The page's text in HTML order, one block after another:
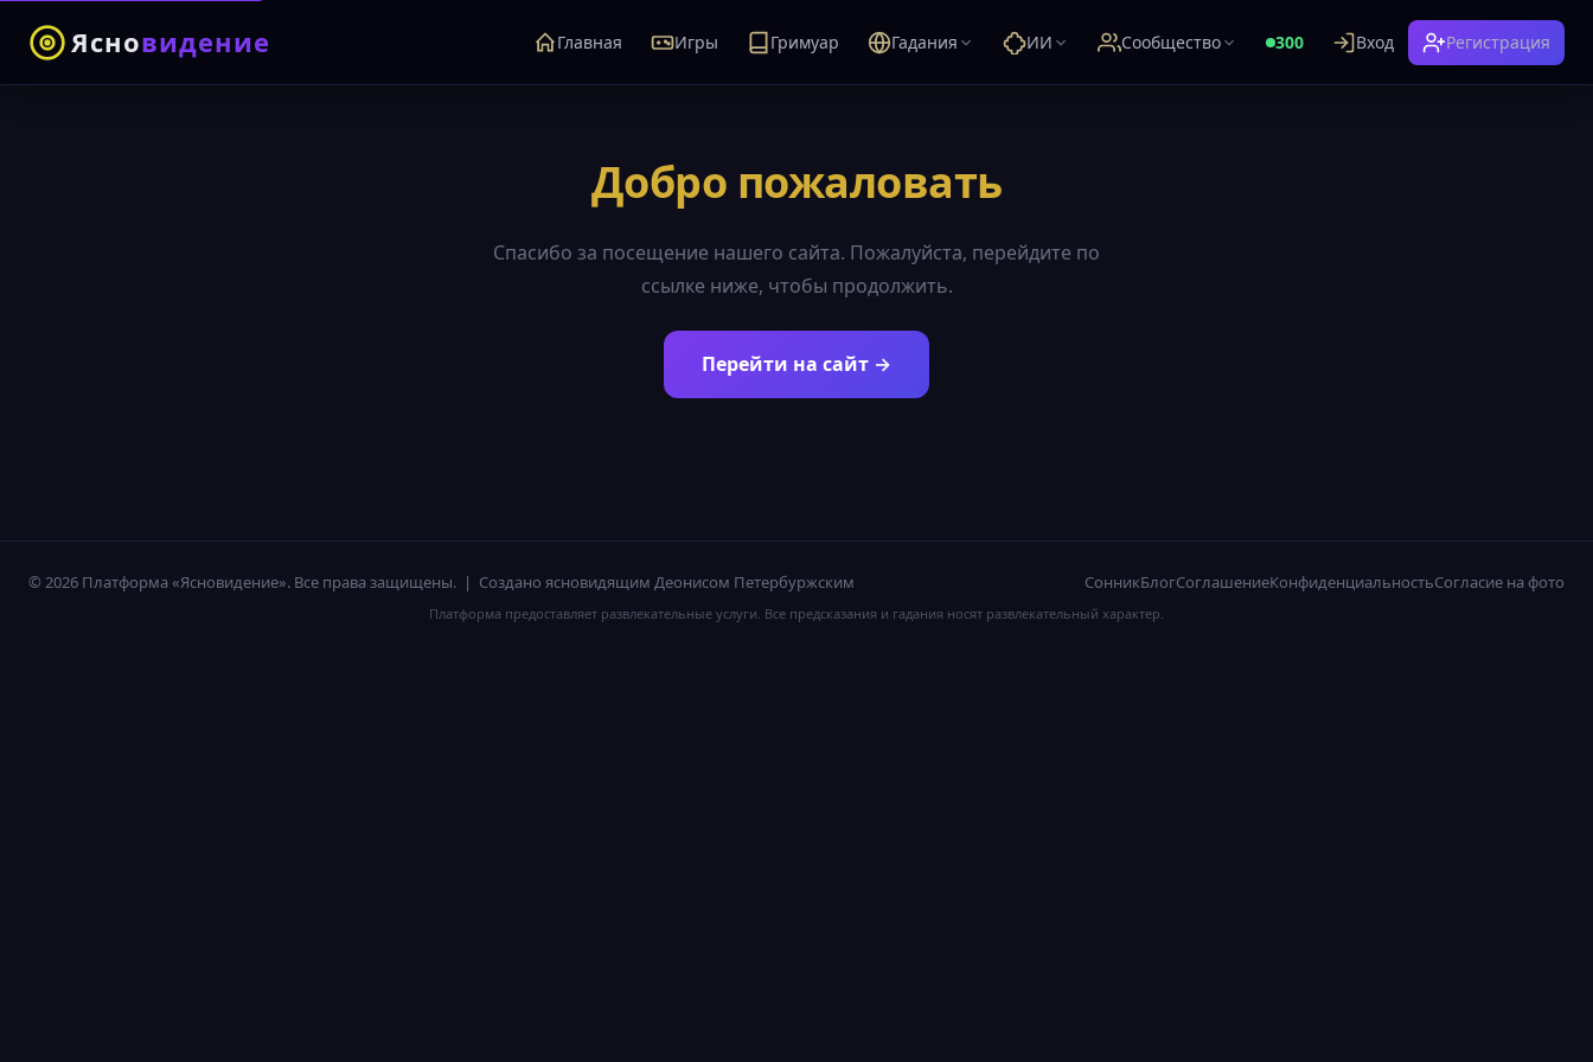
Ясновидение Главная Игры Гримуар Гадания ИИ Сообщество 300 Вход Регистрация
Добро пожаловать
Спасибо за посещение нашего сайта. Пожалуйста, перейдите по
ссылке ниже, чтобы продолжить.
Перейти на сайт →
© 2026 Платформа «Ясновидение». Все права защищены. | Создано ясновидящим Деонисом Петербуржским СонникБлогСоглашениеКонфиденциальностьСогласие на фото
Платформа предоставляет развлекательные услуги. Все предсказания и гадания носят развлекательный характер.